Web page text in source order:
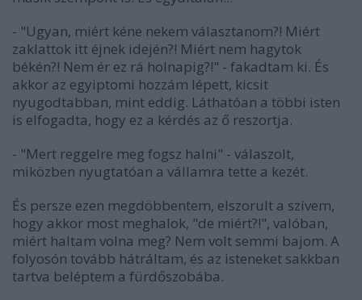
- "Ugyan, miért kéne nekem választanom?! Miért
zaklattok itt éjnek idején?! Miért nem hagytok
békén?! Nem ér ez rá holnapig?!" - fakadtam ki. És
akkor az egyiptomi hozzám lépett, kicsit
nyugodtabban, mint eddig. Láthatóan a többi isten
is elfogadta, hogy ez a kérdés az ő reszortja.
- "Mert reggelre meg fogsz halni" - válaszolt,
miközben nyugtatóan a vállamra tette a kezét.
És persze ezen megdöbbentem, elszorult a szívem,
hogy akkor most meghalok, "de miért?!", valóban,
miért haltam volna meg? Nem volt semmi bajom. A
folyosón tovább hátráltam, és az isteneket sakkban
tartva beléptem a fürdőszobába.